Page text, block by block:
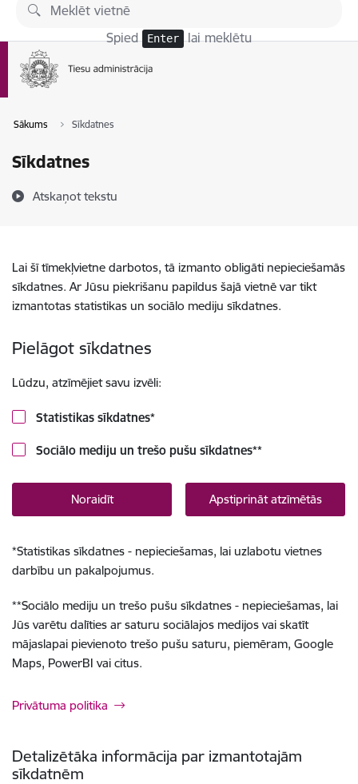
Pāriet uz lapas saturu
Spied Enter lai meklētu
Sākums Sīkdatnes
Sīkdatnes
Atskaņot tekstu
Lai šī tīmekļvietne darbotos, tā izmanto obligāti nepieciešamās
sīkdatnes. Ar Jūsu piekrišanu papildus šajā vietnē var tikt
izmantotas statistikas un sociālo mediju sīkdatnes.
Pielāgot sīkdatnes
Lūdzu, atzīmējiet savu izvēli:
Statistikas sīkdatnes*
Sociālo mediju un trešo pušu sīkdatnes**
Noraidīt Apstiprināt atzīmētās
*Statistikas sīkdatnes - nepieciešamas, lai uzlabotu vietnes
darbību un pakalpojumus.
**Sociālo mediju un trešo pušu sīkdatnes - nepieciešamas, lai
Jūs varētu dalīties ar saturu sociālajos medijos vai skatīt
mājaslapai pievienoto trešo pušu saturu, piemēram, Google
Maps, PowerBI vai citus.
Privātuma politika
Detalizētāka informācija par izmantotajām
sīkdatnēm